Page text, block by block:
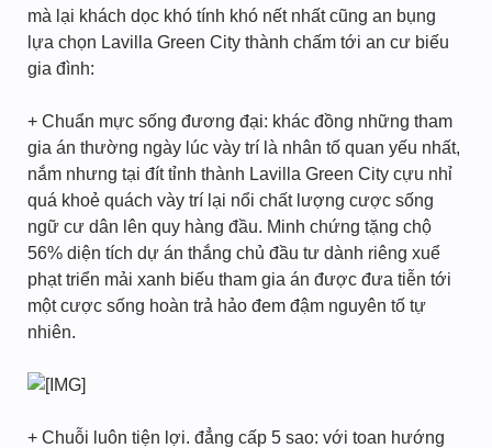
mà lại khách dọc khó tính khó nết nhất cũng an bụng
lựa chọn Lavilla Green City thành chấm tới an cư biếu
gia đình:
+ Chuẩn mực sống đương đại: khác đồng những tham
gia án thường ngày lúc vày trí là nhân tố quan yếu nhất,
nắm nhưng tại đít tỉnh thành Lavilla Green City cựu nhỉ
quá khoẻ quách vày trí lại nổi chất lượng cược sống
ngữ cư dân lên quy hàng đầu. Minh chứng tặng chộ
56% diện tích dự án thắng chủ đầu tư dành riêng xuể
phạt triển mải xanh biếu tham gia án được đưa tiễn tới
một cược sống hoàn trả hảo đem đậm nguyên tố tự
nhiên.
+ Chuỗi luôn tiện lợi. đẳng cấp 5 sao: với toan hướng